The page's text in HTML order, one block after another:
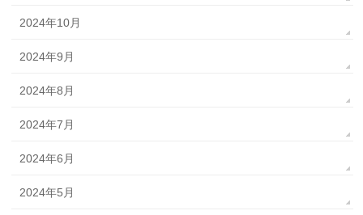
2024年10月
2024年9月
2024年8月
2024年7月
2024年6月
2024年5月